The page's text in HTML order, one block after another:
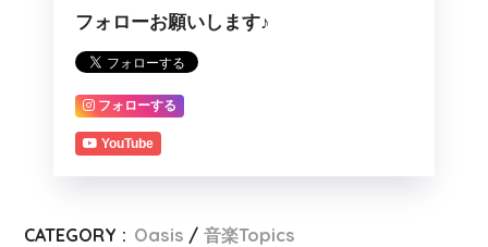
フォローお願いします♪
フォローする
YouTube
CATEGORY : Oasis
音楽Topics